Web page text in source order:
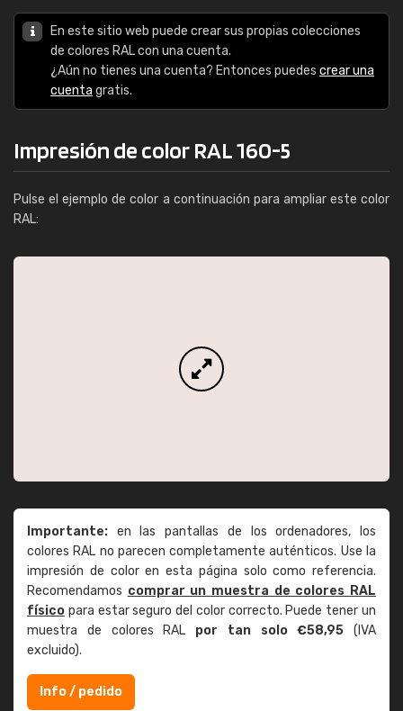
En este sitio web puede crear sus propias colecciones
de colores RAL con una cuenta.
¿Aún no tienes una cuenta? Entonces puedes crear una
cuenta gratis.
Impresión de color RAL 160-5
Pulse el ejemplo de color a continuación para ampliar este color
RAL:
Importante: en las pantallas de los ordenadores, los
colores RAL no parecen completamente auténticos. Use la
impresión de color en esta página solo como referencia.
Recomendamos comprar un muestra de colores RAL
físico para estar seguro del color correcto. Puede tener un
muestra de colores RAL por tan solo €58,95 (IVA
excluido).
Info / pedido